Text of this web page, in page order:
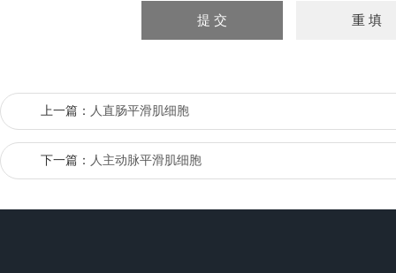
上一篇： 人直肠平滑肌细胞
下一篇： 人主动脉平滑肌细胞